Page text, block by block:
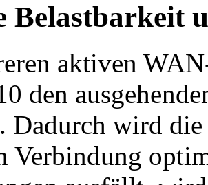
Belastbarkeit
aktiven
den
Dadurch wird
Verbindung